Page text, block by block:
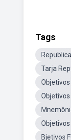
Tags
Tarja
Bjetivos